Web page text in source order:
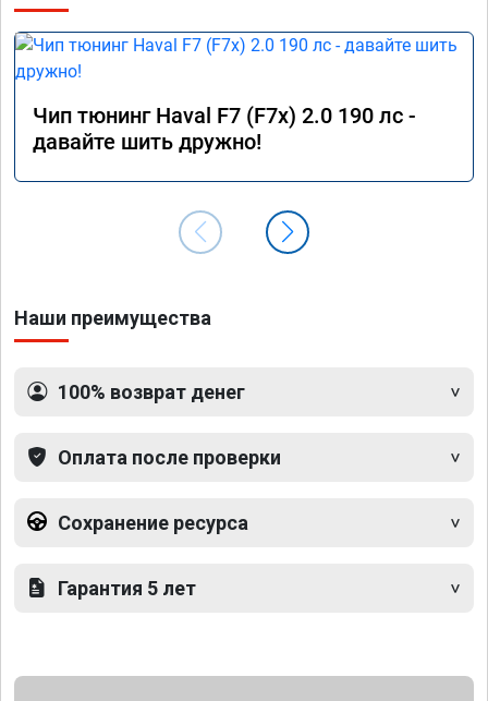
Чип тюнинг Haval F7 (F7x) 2.0 190 лс -
давайте шить дружно!
Наши преимущества
100% возврат денег
Оплата после проверки
Сохранение ресурса
Гарантия 5 лет